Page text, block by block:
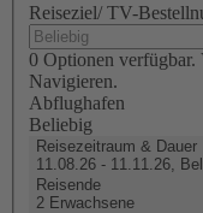
Reiseziel/ TV-
0 Optionen verfügbar.
Navigieren.
Abflughafen
Beliebig
Reisezeitraum & Dauer
11.08.26 - 11.11.26,
Reisende
2 Erwachsene